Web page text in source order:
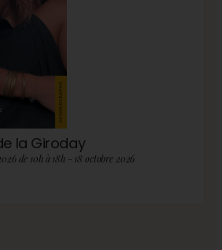
la Giroday
par dimanche 18 octobre 2026 de 10h à 18h - 18 octobre 2026